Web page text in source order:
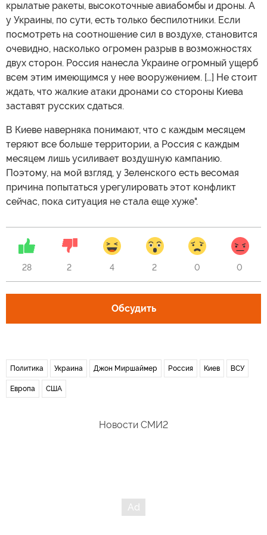
крылатые ракеты, высокоточные авиабомбы и дроны. А
у Украины, по сути, есть только беспилотники. Если
посмотреть на соотношение сил в воздухе, становится
очевидно, насколько огромен разрыв в возможностях
двух сторон. Россия нанесла Украине огромный ущерб
всем этим имеющимся у нее вооружением. […] Не стоит
ждать, что жалкие атаки дронами со стороны Киева
заставят русских сдаться.
В Киеве наверняка понимают, что с каждым месяцем
теряют все больше территории, а Россия с каждым
месяцем лишь усиливает воздушную кампанию.
Поэтому, на мой взгляд, у Зеленского есть весомая
причина попытаться урегулировать этот конфликт
сейчас, пока ситуация не стала еще хуже".
28 2 4 2 0 0
Обсудить
Политика Украина Джон Миршаймер Россия Киев ВСУ
Европа США
Новости СМИ2